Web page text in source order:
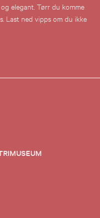
elegant. Tørr du komme
Last ned vipps om du ikke